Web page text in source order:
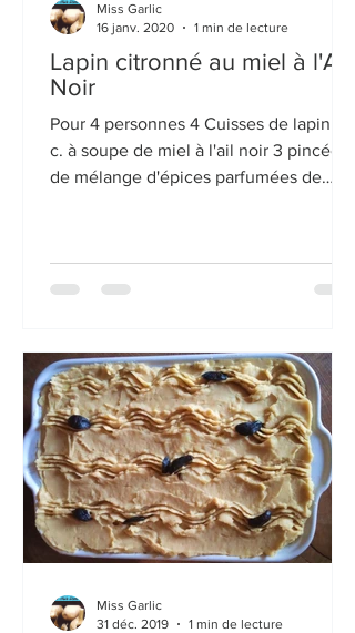
Lapin citronné au miel à l'Ail
Noir
Pour 4 personnes 4 Cuisses de lapin 3
c. à soupe de miel à l'ail noir 3 pincées
de mélange d'épices parfumées de
Miss Garlic
16 janv. 2020
1 min de lecture
Miss Garlic
31 déc. 2019
1 min de lecture